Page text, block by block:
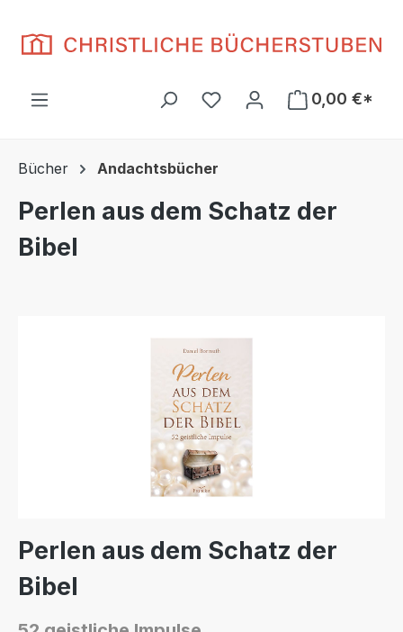
Du hast 0 Produkte auf
0,00 €*
Bücher Andachtsbücher
Perlen aus dem Schatz der
Bibel
Perlen aus dem Schatz der
Bibel